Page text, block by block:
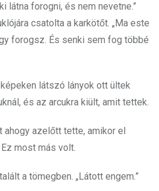
látna forogni, és nem nevetne.”
csatolta a karkötőt. „Ma este
forogsz. És senki sem fog többé
látszó lányok ott ültek
és az arcukra kiült, amit tettek.
ahogy azelőtt tette, amikor el
most más volt.
a tömegben. „Látott engem.”